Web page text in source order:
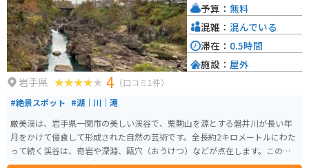
岩手県 4 （口コミ1件）
#絶景スポット #湖｜川｜滝
厳美渓は、岩手県一関市の美しい渓谷で、栗駒山を源とする磐井川が長い年
月をかけて侵食して形成された自然の芸術です。全長約2キロメートルにわた
って続く渓谷は、奇岩や深淵、甌穴（おうけつ）などが点在します。この景
観は国の名勝および天然記念物に指定されています。 見どころは、「空飛ぶ
予算： 無料
混雑： 混んでいる
滞在： 0.5時間
施設： 屋外